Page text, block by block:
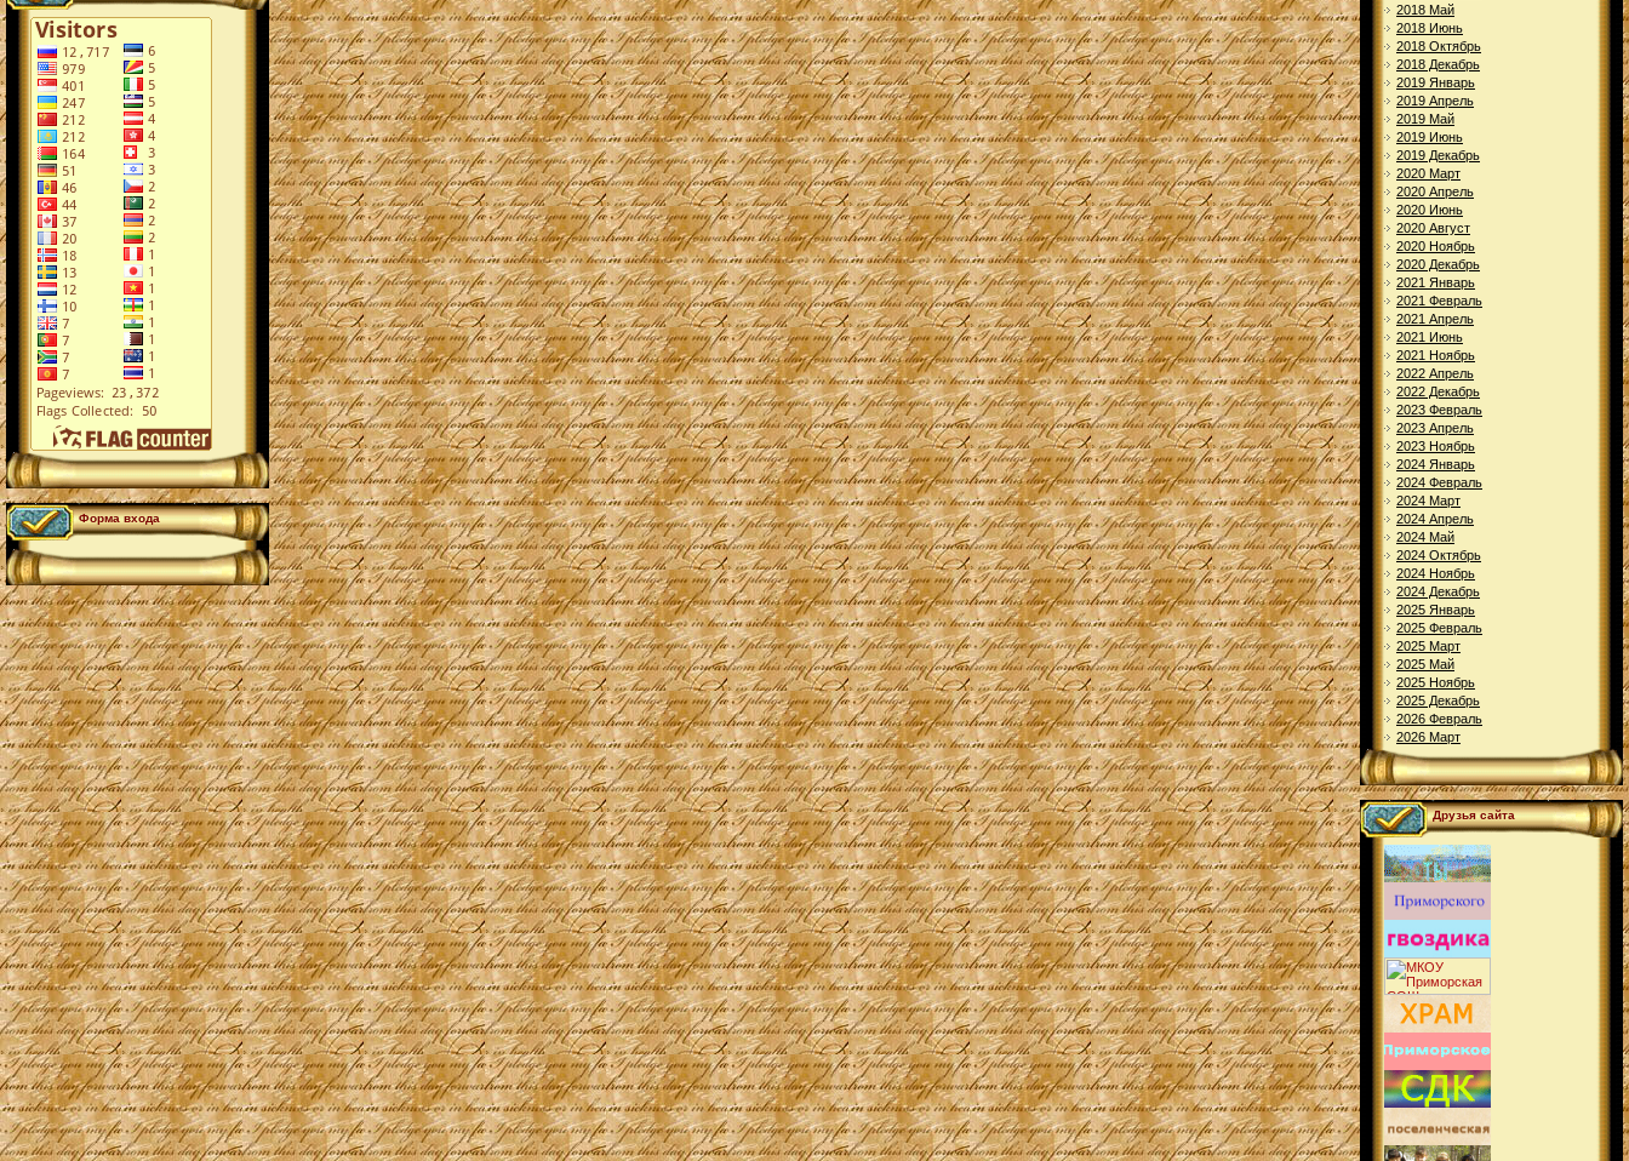
Форма входа
2018 Май
2018 Июнь
2018 Октябрь
2018 Декабрь
2019 Январь
2019 Апрель
2019 Май
2019 Июнь
2019 Декабрь
2020 Март
2020 Апрель
2020 Июнь
2020 Август
2020 Ноябрь
2020 Декабрь
2021 Январь
2021 Февраль
2021 Апрель
2021 Июнь
2021 Ноябрь
2022 Апрель
2022 Декабрь
2023 Февраль
2023 Апрель
2023 Ноябрь
2024 Январь
2024 Февраль
2024 Март
2024 Апрель
2024 Май
2024 Октябрь
2024 Ноябрь
2024 Декабрь
2025 Январь
2025 Февраль
2025 Март
2025 Май
2025 Ноябрь
2025 Декабрь
2026 Февраль
2026 Март
Друзья сайта